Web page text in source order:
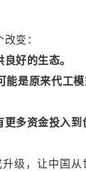
变：
好的生态。
能是原来代工
多资金投入到
级，让中国